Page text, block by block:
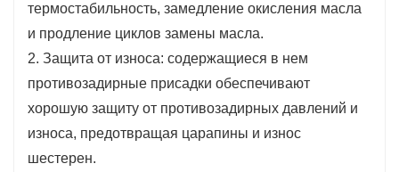
(передних и задних осей) и механических
коробок передач (с синхронизаторами или
без них) в различных условиях работы при
высоких температурах.
термостабильность, замедление окисления масла
и продление циклов замены масла.
2. Защита от износа: содержащиеся в нем
противозадирные присадки обеспечивают
хорошую защиту от противозадирных давлений и
износа, предотвращая царапины и износ
шестерен.